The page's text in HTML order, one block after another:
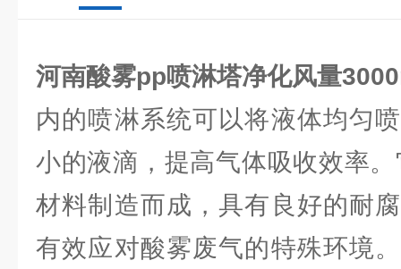
河南酸雾pp喷淋塔净化风量
内的喷淋系统可以将液体均匀
小的液滴，提高气体吸收效率
材料制造而成，具有良好的耐
有效应对酸雾废气的特殊环境